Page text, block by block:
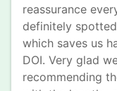
reassurance
definitely
which saves us
DOI. Very glad
recommending